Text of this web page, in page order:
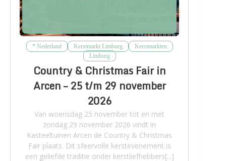
* Nederland Kerstmarkt Limburg
Kerstmarkten
Limburg
Country & Christmas Fair in
Arcen – 25 t/m 29 november
2026
Van woensdag 25 november tot en met
zondag 29 november 2026 vindt in
Kasteeltuinen Arcen de Country & Christmas
Fair plaats. Dit sfeervolle kerstevenement is
een geliefde traditie onder kerstliefhebbers[...]